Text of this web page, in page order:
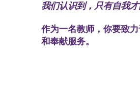
我们认识到，只有自我才
作为一名教师，你要致
和奉献服务。